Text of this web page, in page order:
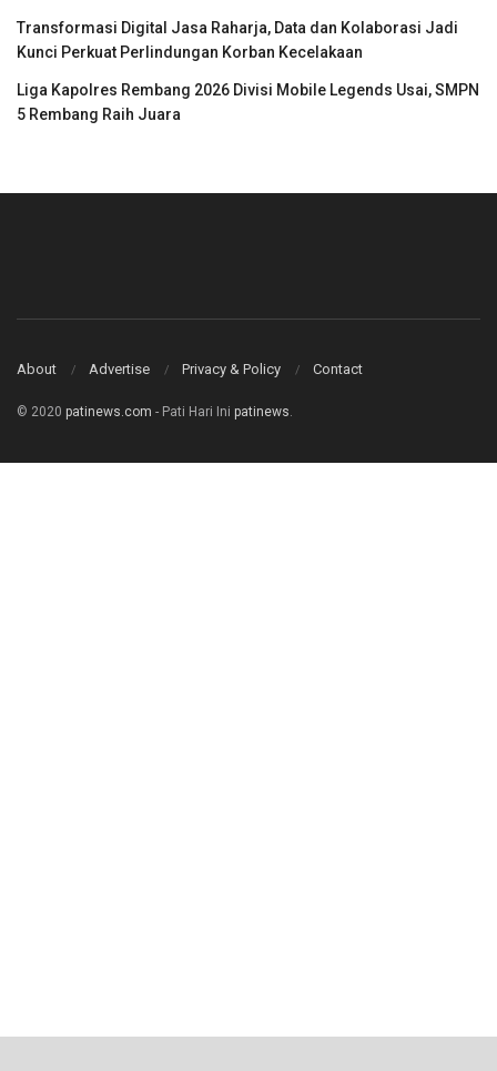
Transformasi Digital Jasa Raharja, Data dan Kolaborasi Jadi
Kunci Perkuat Perlindungan Korban Kecelakaan
Liga Kapolres Rembang 2026 Divisi Mobile Legends Usai, SMPN
5 Rembang Raih Juara
About Advertise Privacy & Policy Contact
© 2020 patinews.com - Pati Hari Ini patinews.